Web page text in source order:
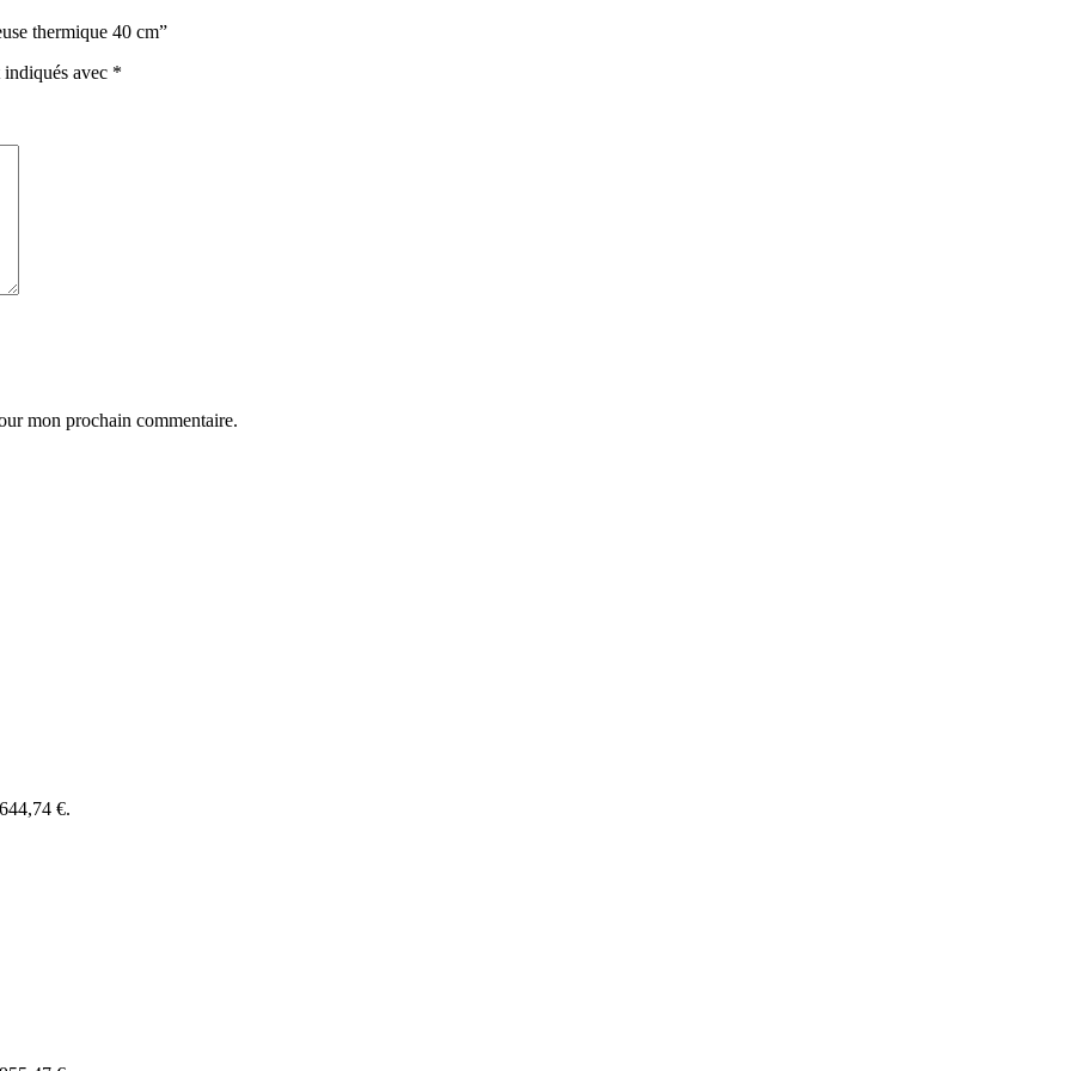
thermique 40 cm”
avec *
mon prochain commentaire.
€.